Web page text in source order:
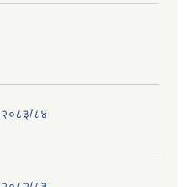
२०८३/८४